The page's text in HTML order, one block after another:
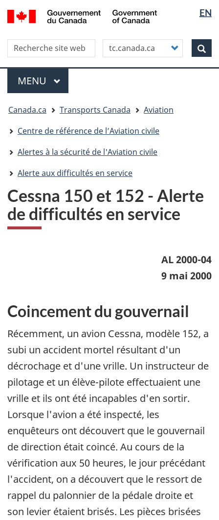
Aller
au
principal
Skip
to
this
site"
Passer
à
version
HTML
simplifiée
la
langue
EN
Canada
Search this site
Customize
your
search
Menu
MENU PRINCIPAL
êtes
ici
Canada.ca Transports Canada
Aviation
Centre de référence de l’Aviation civile
Alertes à la sécurité de l'Aviation civile
Alerte aux difficultés en service
Cessna 150 et 152 - Alerte
de difficultés en service
AL 2000-04
9 mai 2000
Coincement du gouvernail
Récemment, un avion Cessna, modèle 152, a
subi un accident mortel résultant d'un
décrochage et d'une vrille. Un instructeur de
pilotage et un élève-pilote effectuaient une
vrille et ils ont été incapables d'en sortir.
Lorsque l'avion a été inspecté, les
enquêteurs ont découvert que le gouvernail
de direction était coincé. Au cours de la
vérification aux 50 heures, le jour précédant
l'accident, on a découvert que le ressort de
rappel du palonnier de la pédale droite et
son levier étaient brisés. Les pièces brisées